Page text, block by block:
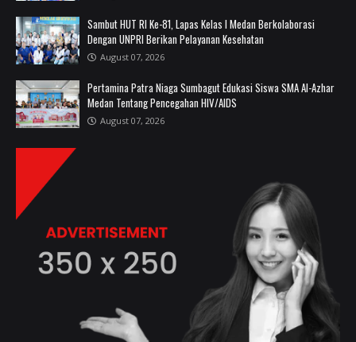
Sambut HUT RI Ke-81, Lapas Kelas I Medan Berkolaborasi
Dengan UNPRI Berikan Pelayanan Kesehatan
August 07, 2026
Pertamina Patra Niaga Sumbagut Edukasi Siswa SMA Al-Azhar
Medan Tentang Pencegahan HIV/AIDS
August 07, 2026